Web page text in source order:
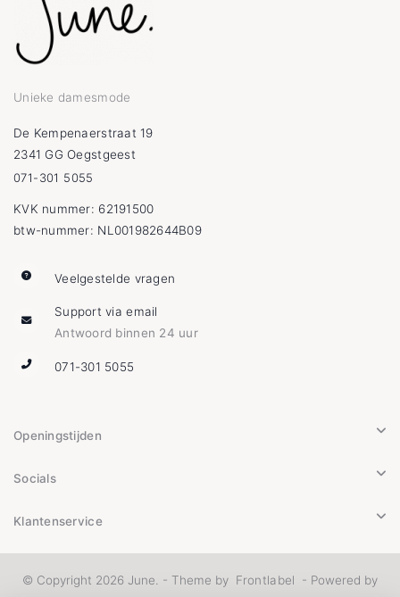
Unieke damesmode
De Kempenaerstraat 19
2341 GG Oegstgeest
071-301 5055
KVK nummer: 62191500
btw-nummer: NL001982644B09
Veelgestelde vragen
Support via email
Antwoord binnen 24 uur
071-301 5055
Openingstijden
Socials
Klantenservice
© Copyright 2026 June. - Theme by Frontlabel - Powered by